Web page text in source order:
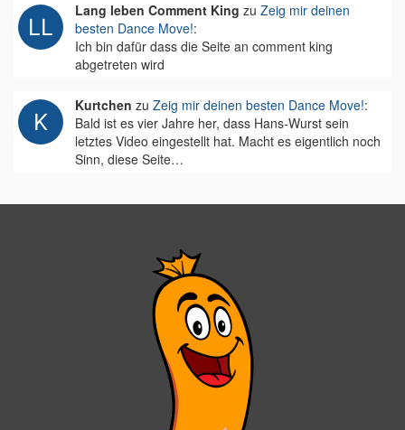
Lang leben Comment King zu Zeig mir deinen
besten Dance Move!:
Ich bin dafür dass die Seite an comment king
abgetreten wird
Kurtchen zu Zeig mir deinen besten Dance Move!:
Bald ist es vier Jahre her, dass Hans-Wurst sein
letztes Video eingestellt hat. Macht es eigentlich noch
Sinn, diese Seite…